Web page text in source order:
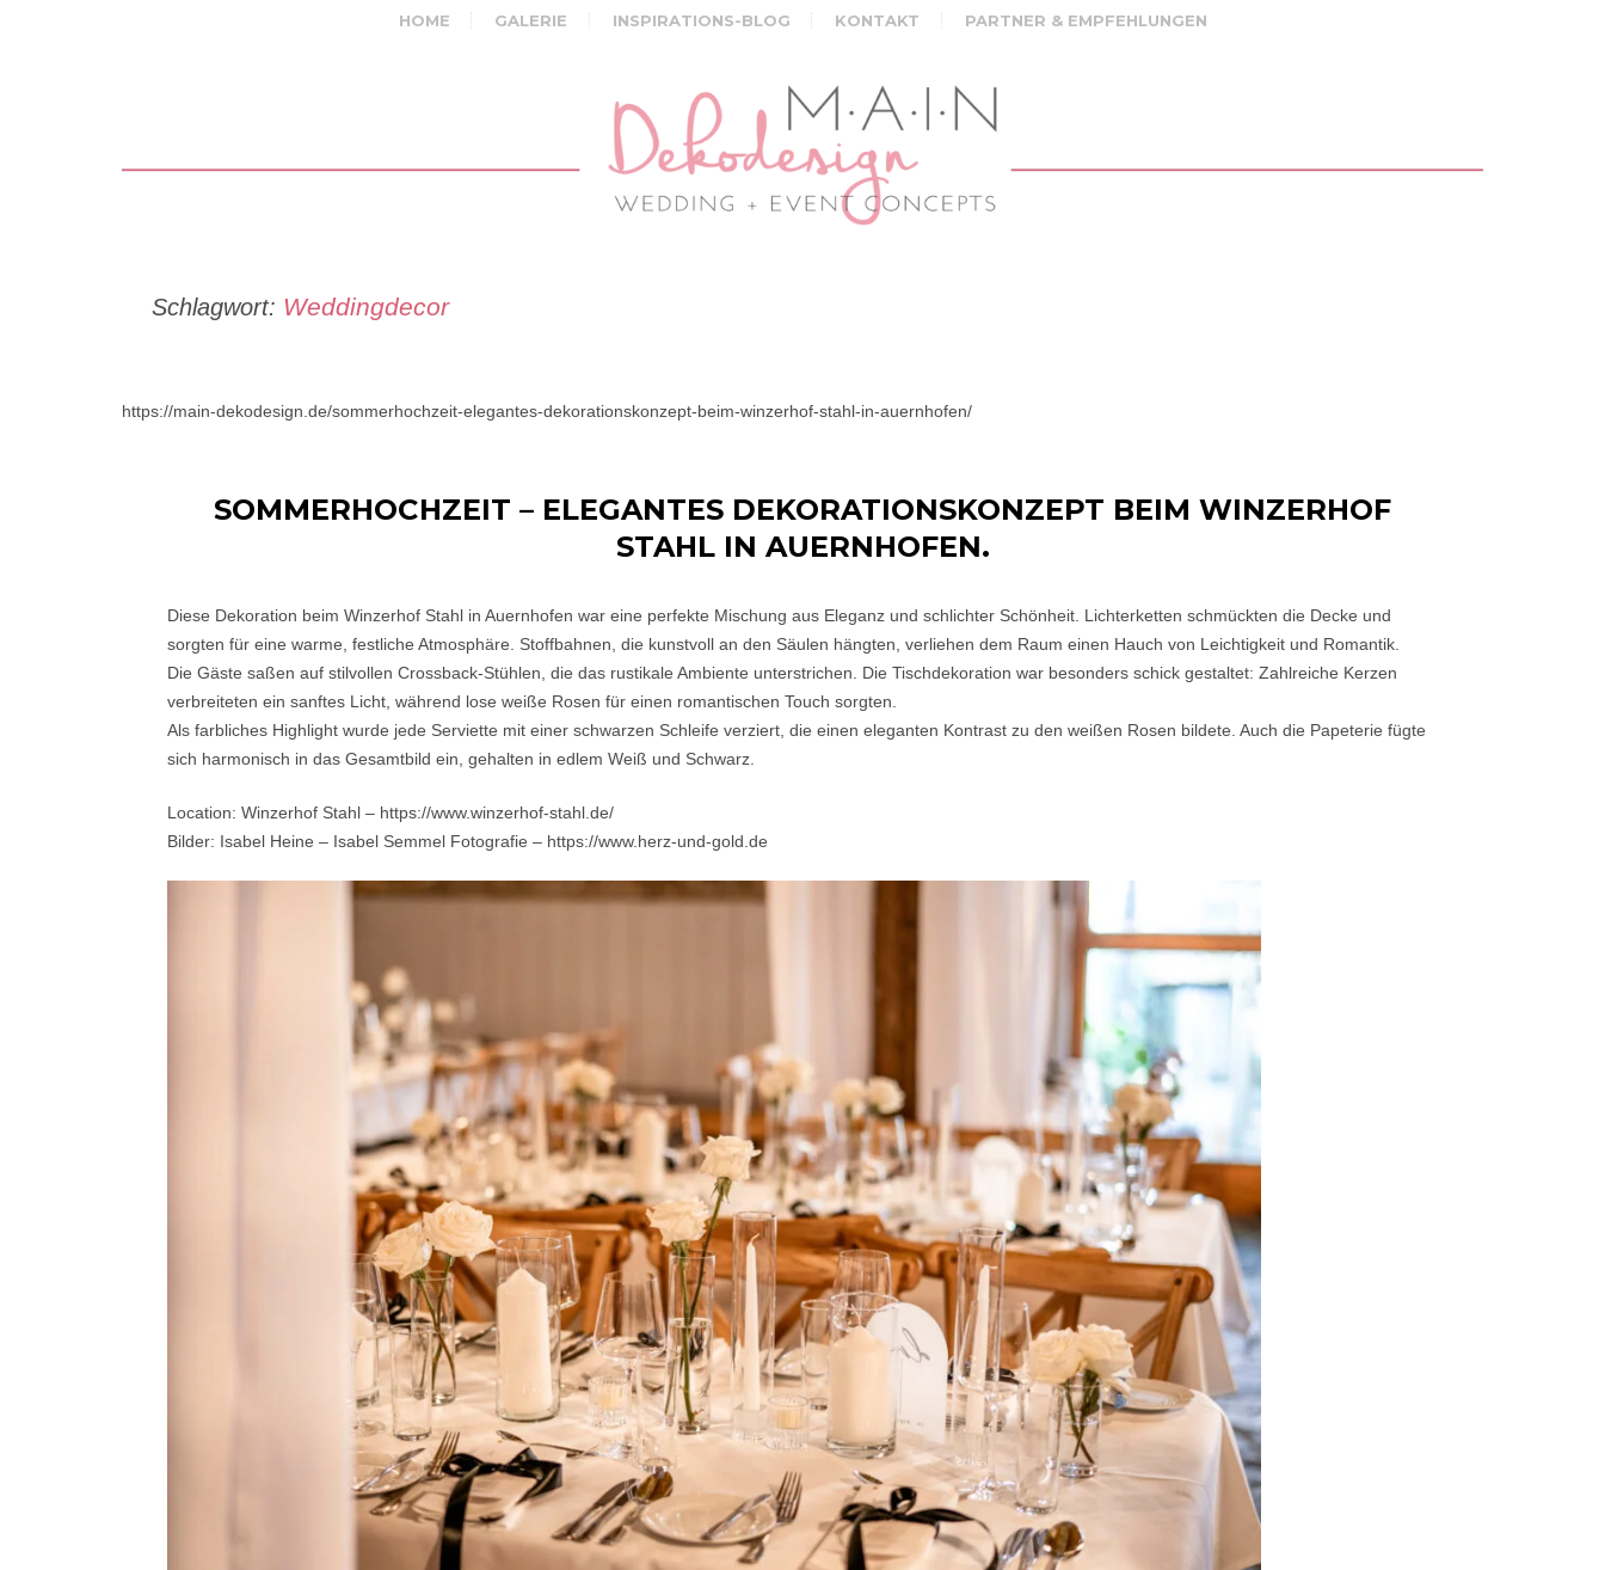
HOME GALERIE INSPIRATIONS-BLOG KONTAKT PARTNER & EMPFEHLUNGEN
Schlagwort: Weddingdecor
https://main-dekodesign.de/sommerhochzeit-elegantes-dekorationskonzept-beim-winzerhof-stahl-in-auernhofen/
SOMMERHOCHZEIT – ELEGANTES DEKORATIONSKONZEPT BEIM WINZERHOF
STAHL IN AUERNHOFEN.
Diese Dekoration beim Winzerhof Stahl in Auernhofen war eine perfekte Mischung aus Eleganz und schlichter Schönheit. Lichterketten schmückten die Decke und
sorgten für eine warme, festliche Atmosphäre. Stoffbahnen, die kunstvoll an den Säulen hängten, verliehen dem Raum einen Hauch von Leichtigkeit und Romantik.
Die Gäste saßen auf stilvollen Crossback-Stühlen, die das rustikale Ambiente unterstrichen. Die Tischdekoration war besonders schick gestaltet: Zahlreiche Kerzen
verbreiteten ein sanftes Licht, während lose weiße Rosen für einen romantischen Touch sorgten.
Als farbliches Highlight wurde jede Serviette mit einer schwarzen Schleife verziert, die einen eleganten Kontrast zu den weißen Rosen bildete. Auch die Papeterie fügte
sich harmonisch in das Gesamtbild ein, gehalten in edlem Weiß und Schwarz.
Location: Winzerhof Stahl – https://www.winzerhof-stahl.de/
Bilder: Isabel Heine – Isabel Semmel Fotografie – https://www.herz-und-gold.de